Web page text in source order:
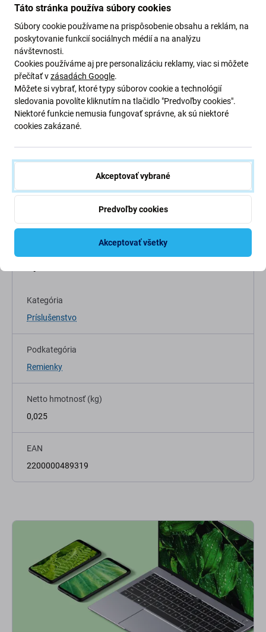
FixPremium - Remienok
Watch (42, 44, 45 a
49mm), graphite
9,98 €
FixPremium - Remienok
Watch (42, 44, 45 a
49mm), rose gold
Skladom
Doprava a vrátenie
Kategória
Príslušenstvo
Podkategória
Remienky
Netto hmotnosť (kg)
0,025
EAN
2200000489319
Táto stránka používa súbory cookies
Súbory cookie používame na prispôsobenie obsahu a reklám, na
poskytovanie funkcií sociálnych médií a na analýzu
návštevnosti.
Cookies používáme aj pre personalizáciu reklamy, viac si môžete
přečítať vzásadách Google.
Môžete si vybrať, ktoré typy súborov cookie a technológií
sledovania povolíte kliknutím na tlačidlo "Predvoľby cookies".
Niektoré funkcie nemusia fungovať správne, ak sú niektoré
cookies zakázané.
Akceptovať vybrané
Predvoľby cookies
Akceptovať všetky